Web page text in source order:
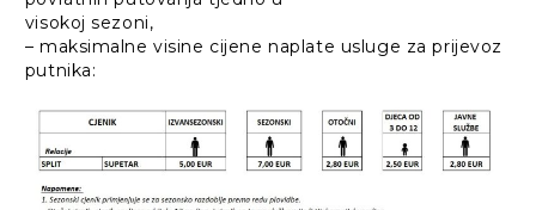
visokoj sezoni,
– maksimalne visine cijene naplate usluge za prijevoz
putnika: